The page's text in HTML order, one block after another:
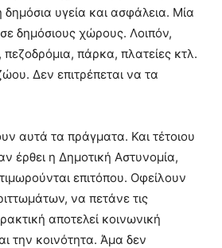
υγεία και ασφάλεια. Μία
δημόσιους χώρους. Λοιπόν,
πάρκα, πλατείες κτλ.
Δεν επιτρέπεται να τα
αυτά τα πράγματα. Και τέτοιου
έρθει η Δημοτική Αστυνομία,
επιτόπου. Οφείλουν
να πετάνε τις
αποτελεί κοινωνική
την κοινότητα. Άμα δεν